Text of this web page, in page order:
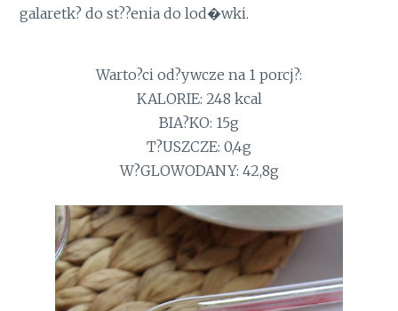
galaretk? do st??enia do lod�wki.
Warto?ci od?ywcze na 1 porcj?:
KALORIE: 248 kcal
BIA?KO: 15g
T?USZCZE: 0,4g
W?GLOWODANY: 42,8g